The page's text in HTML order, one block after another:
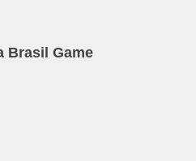
Brasil Game